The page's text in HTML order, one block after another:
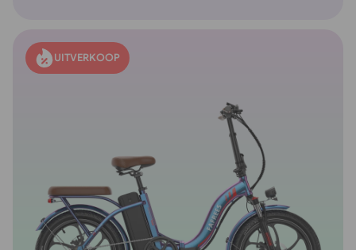
UITVERKOOP